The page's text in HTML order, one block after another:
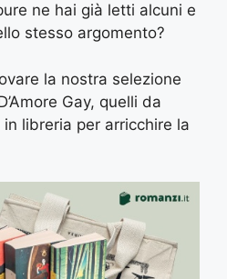
ne hai già letti alcuni e
stesso argomento?
la nostra selezione
Gay, quelli da
libreria per arricchire la